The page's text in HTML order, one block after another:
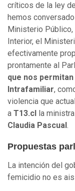
críticos de la ley
hemos
Ministerio
Interior, el
efectivamente
prontamente al
que nos
Intrafamiliar,
violencia que
a T13.cl
la
Claudia Pascual .
Propuestas
La intención del
femicidio no es